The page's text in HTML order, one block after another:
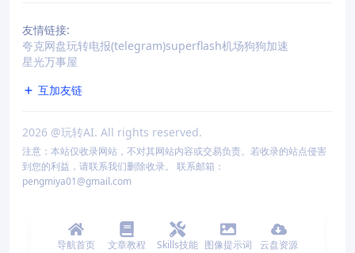
友情链接:
夸克网盘玩转电报(telegram)superflash机场狗狗加速
星光万事屋
互加友链
2026 @玩转AI. All rights reserved.
注意：本站仅收录网站，不对其网站内容或交易负责。若收录的站点侵害
到您的利益，请联系我们删除收录。 联系邮箱：
pengmiya01@gmail.com
导航首页 文章教程 Skills技能 图像提示词 云盘资源